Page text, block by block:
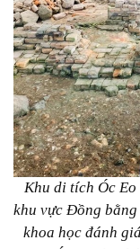
Khu di tích Óc
khu vực Đồng bằng
khoa học đánh